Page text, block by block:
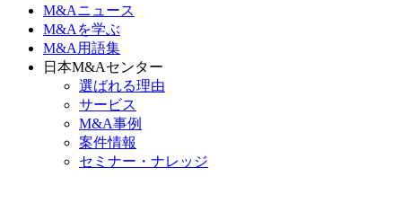
M&Aニュース
M&Aを学ぶ
M&A用語集
日本M&Aセンター
選ばれる理由
サービス
M&A事例
案件情報
セミナー・ナレッジ